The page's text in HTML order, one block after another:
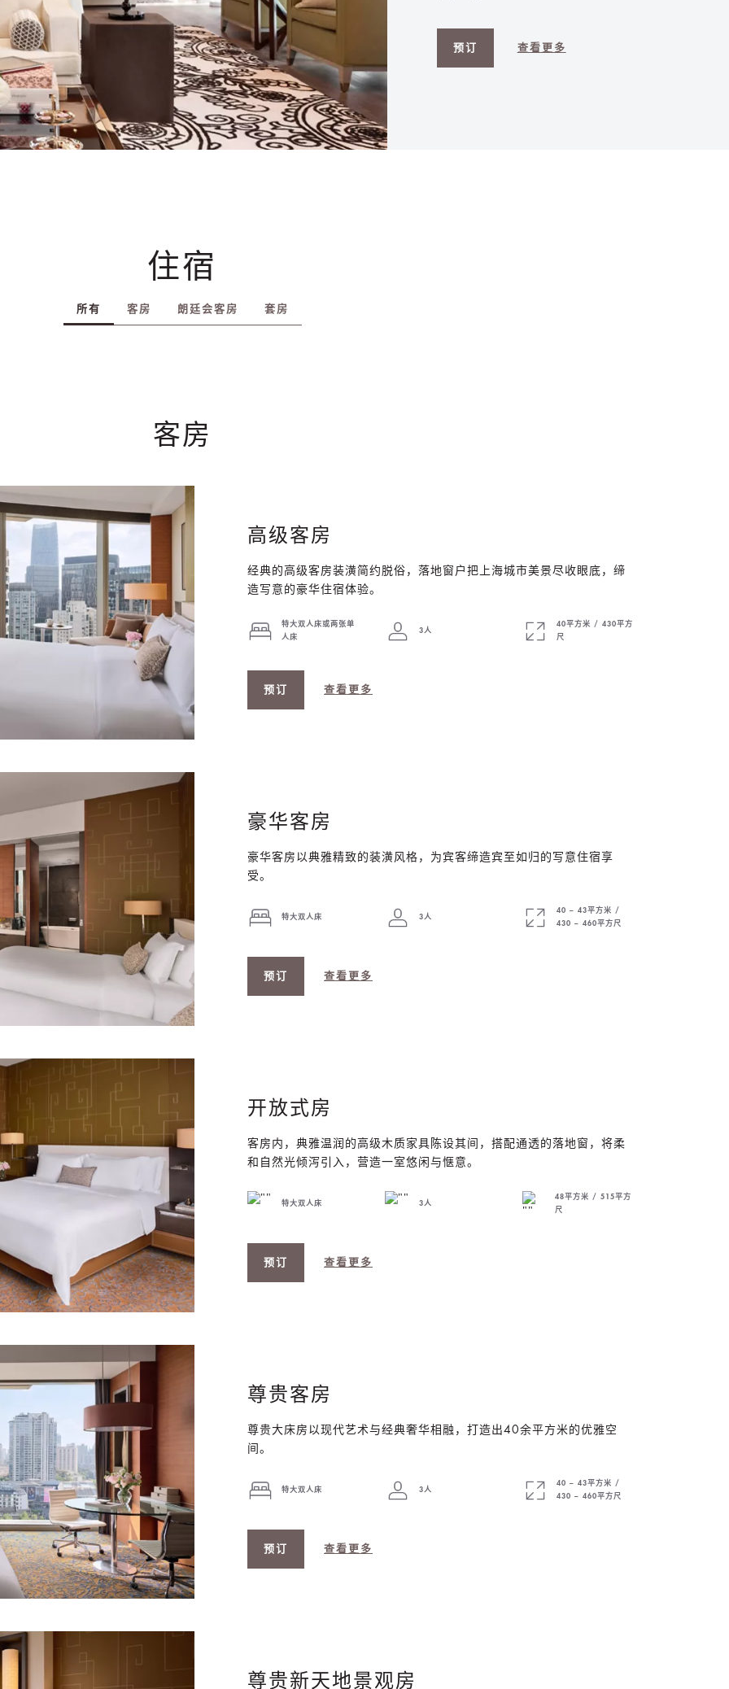
预订 查看更多
住宿
所有 客房 朗廷会客房 套房
客房
高级客房
经典的高级客房装潢简约脱俗，落地窗户把上海城市美景尽收眼底，缔
造写意的豪华住宿体验。
特大双人床或两张单
人床
3人
40平方米 / 430平方
尺
预订 查看更多
豪华客房
豪华客房以典雅精致的装潢风格，为宾客缔造宾至如归的写意住宿享
受。
特大双人床 3人
40 – 43平方米 /
430 – 460平方尺
预订 查看更多
开放式房
客房内，典雅温润的高级木质家具陈设其间，搭配通透的落地窗，将柔
和自然光倾泻引入，营造一室悠闲与惬意。
特大双人床 3人
48平方米 / 515平方
尺
预订 查看更多
尊贵客房
尊贵大床房以现代艺术与经典奢华相融，打造出40余平方米的优雅空
间。
特大双人床 3人
40 – 43平方米 /
430 – 460平方尺
预订 查看更多
尊贵新天地景观房